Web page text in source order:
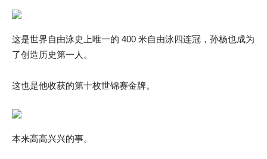
这是世界自由泳史上唯一的 400 米自由泳四连冠，孙杨也成为
了创造历史第一人。
这也是他收获的第十枚世锦赛金牌。
本来高高兴兴的事。